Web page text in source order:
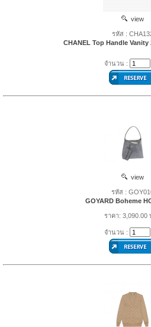
view
รหัส :
CHANEL Top Handle Vanity
จำนวน :
view
รหัส :
GOYARD Boheme
ราคา: 3,090.00
จำนวน :